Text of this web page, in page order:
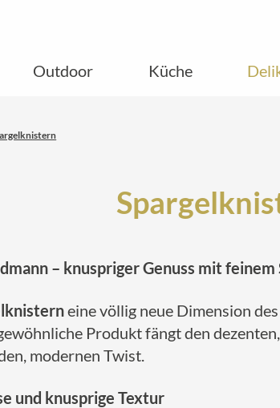
Outdoor Küche
– knuspriger Genuss mit feinem
eine völlig neue Dimension
Produkt fängt den
modernen Twist.
und knusprige Textur